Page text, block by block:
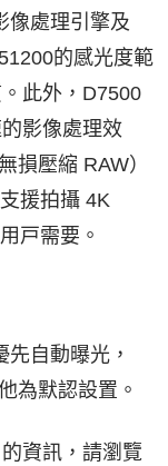
像處理引擎及
的感光度範
此外，D7500
影像處理效
損壓縮 RAW）
援拍攝 4K
戸需要。
自動曝光，
為默認設置。
資訊，請瀏覽